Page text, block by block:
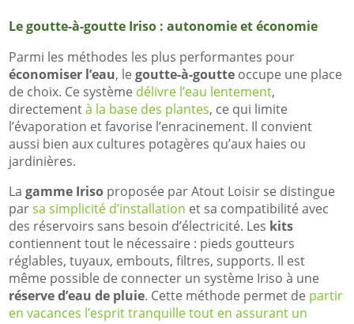
Le goutte-à-goutte Iriso : autonomie et économie
Parmi les méthodes les plus performantes pour
économiser l’eau, legoutte-à-goutte occupe une place
de choix. Ce système délivre l’eau lentement,
directementà la base des plantes, ce qui limite
l’évaporation et favorise l’enracinement. Il convient
aussi bien aux cultures potagères qu’aux haies ou
jardinières.
Lagamme Iriso proposée par Atout Loisir se distingue
parsa simplicité d’installation et sa compatibilité avec
des réservoirs sans besoin d’électricité. Les kits
contiennent tout le nécessaire : pieds goutteurs
réglables, tuyaux, embouts, filtres, supports. Il est
même possible de connecter un système Iriso à une
réserve d’eau de pluie. Cette méthode permet de partir
en vacances l’esprit tranquille tout en assurant un